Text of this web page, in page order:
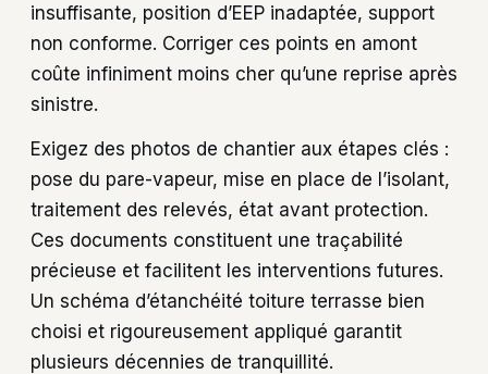
insuffisante, position d’EEP inadaptée, support
non conforme. Corriger ces points en amont
coûte infiniment moins cher qu’une reprise après
sinistre.
Exigez des photos de chantier aux étapes clés :
pose du pare-vapeur, mise en place de l’isolant,
traitement des relevés, état avant protection.
Ces documents constituent une traçabilité
précieuse et facilitent les interventions futures.
Un schéma d’étanchéité toiture terrasse bien
choisi et rigoureusement appliqué garantit
plusieurs décennies de tranquillité.